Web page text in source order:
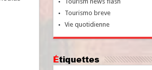
Tourismo breve
Vie quotidienne
Étiquettes